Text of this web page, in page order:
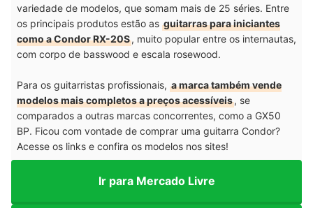
variedade de modelos, que somam mais de 25 séries. Entre
os principais produtos estão as guitarras para iniciantes
como a Condor RX-20S, muito popular entre os internautas,
com corpo de basswood e escala rosewood.
Para os guitarristas profissionais, a marca também vende
modelos mais completos a preços acessíveis, se
comparados a outras marcas concorrentes, como a GX50
BP. Ficou com vontade de comprar uma guitarra Condor?
Acesse os links e confira os modelos nos sites!
Ir para Mercado Livre